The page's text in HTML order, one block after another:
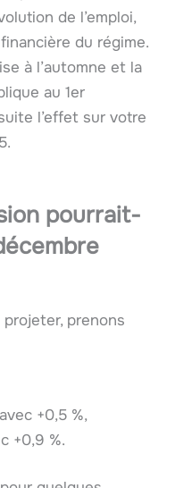
de l’emploi,
du régime.
à l’automne et la
au 1er
l’effet sur votre
pourrait-
prenons
+0,5 %,
+0,9 %.